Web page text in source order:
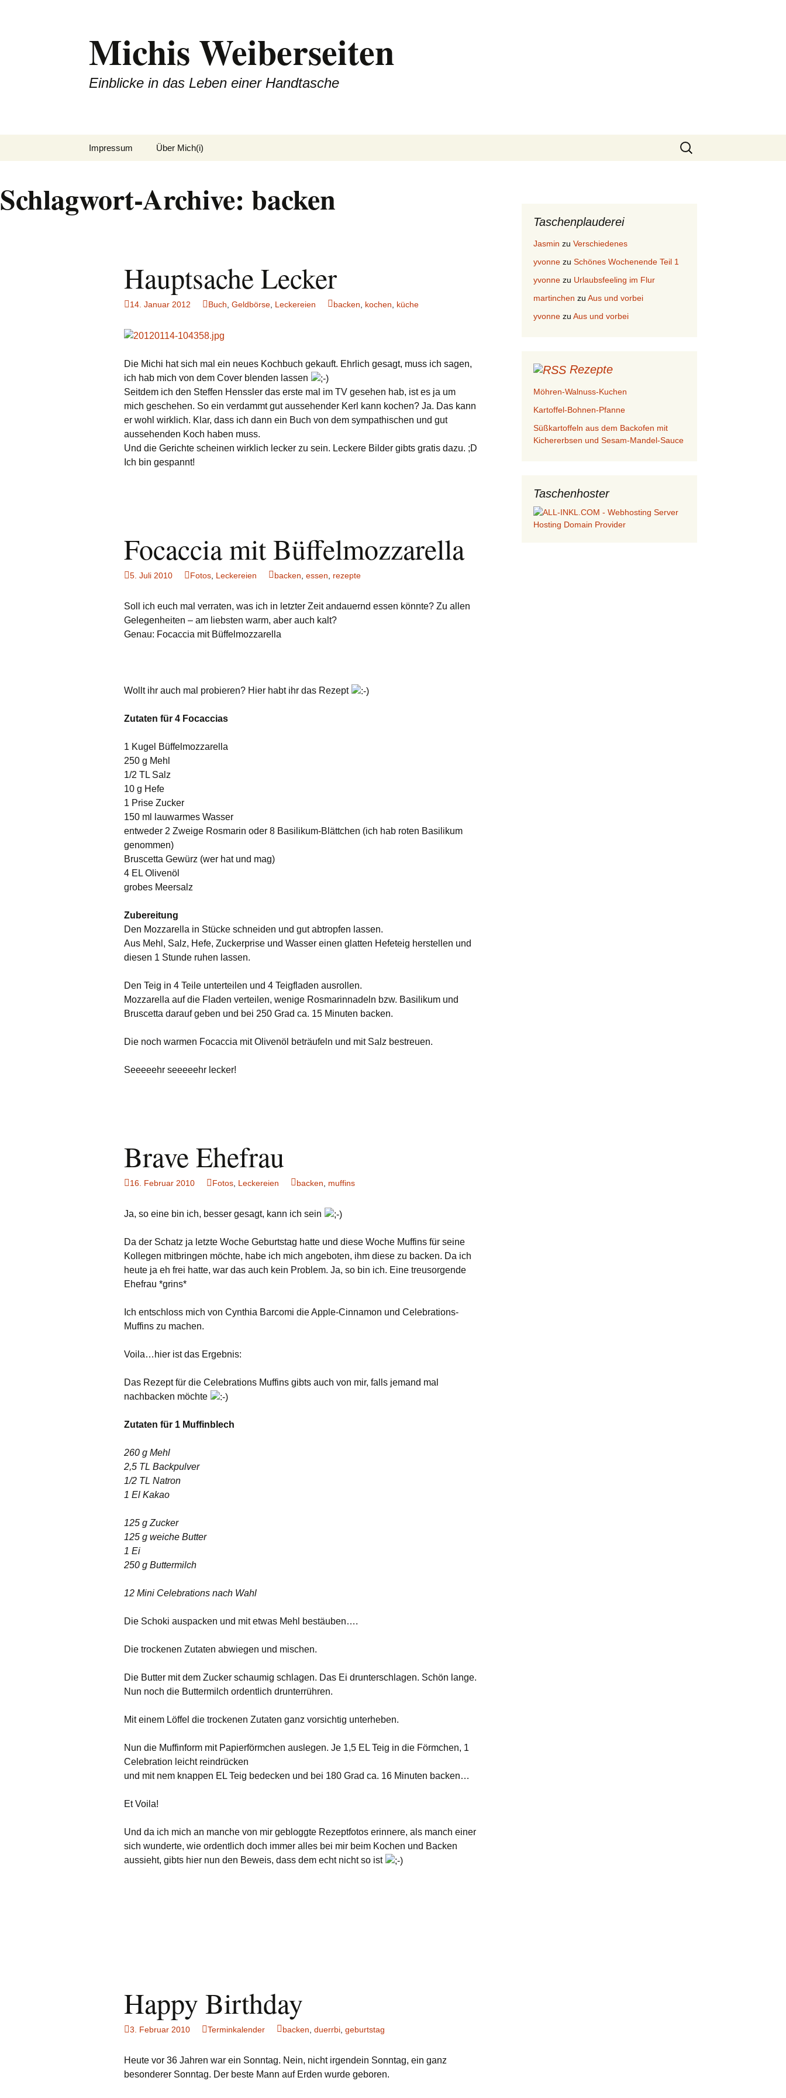
Michis Weiberseiten
Einblicke in das Leben einer Handtasche
Impressum Über Mich(i)
Suchen
nach:
Schlagwort-Archive: backen
Hauptsache Lecker
14. Januar 2012 Buch Geldbörse Leckereien backen kochen küche
Die Michi hat sich mal ein neues Kochbuch gekauft. Ehrlich gesagt, muss ich sagen,
ich hab mich von dem Cover blenden lassen
Seitdem ich den Steffen Henssler das erste mal im TV gesehen hab, ist es ja um
mich geschehen. So ein verdammt gut aussehender Kerl kann kochen? Ja. Das kann
er wohl wirklich. Klar, dass ich dann ein Buch von dem sympathischen und gut
aussehenden Koch haben muss.
Und die Gerichte scheinen wirklich lecker zu sein. Leckere Bilder gibts gratis dazu. ;D
Ich bin gespannt!
Focaccia mit Büffelmozzarella
5. Juli 2010 Fotos Leckereien backen essen rezepte
Soll ich euch mal verraten, was ich in letzter Zeit andauernd essen könnte? Zu allen
Gelegenheiten – am liebsten warm, aber auch kalt?
Genau: Focaccia mit Büffelmozzarella
Wollt ihr auch mal probieren? Hier habt ihr das Rezept
Zutaten für 4 Focaccias
1 Kugel Büffelmozzarella
250 g Mehl
1/2 TL Salz
10 g Hefe
1 Prise Zucker
150 ml lauwarmes Wasser
entweder 2 Zweige Rosmarin oder 8 Basilikum-Blättchen (ich hab roten Basilikum
genommen)
Bruscetta Gewürz (wer hat und mag)
4 EL Olivenöl
grobes Meersalz
Zubereitung
Den Mozzarella in Stücke schneiden und gut abtropfen lassen.
Aus Mehl, Salz, Hefe, Zuckerprise und Wasser einen glatten Hefeteig herstellen und
diesen 1 Stunde ruhen lassen.
Den Teig in 4 Teile unterteilen und 4 Teigfladen ausrollen.
Mozzarella auf die Fladen verteilen, wenige Rosmarinnadeln bzw. Basilikum und
Bruscetta darauf geben und bei 250 Grad ca. 15 Minuten backen.
Die noch warmen Focaccia mit Olivenöl beträufeln und mit Salz bestreuen.
Seeeeehr seeeeehr lecker!
Brave Ehefrau
16. Februar 2010 Fotos Leckereien backen muffins
Ja, so eine bin ich, besser gesagt, kann ich sein
Da der Schatz ja letzte Woche Geburtstag hatte und diese Woche Muffins für seine
Kollegen mitbringen möchte, habe ich mich angeboten, ihm diese zu backen. Da ich
heute ja eh frei hatte, war das auch kein Problem. Ja, so bin ich. Eine treusorgende
Ehefrau *grins*
Ich entschloss mich von Cynthia Barcomi die Apple-Cinnamon und Celebrations-
Muffins zu machen.
Voila…hier ist das Ergebnis:
Das Rezept für die Celebrations Muffins gibts auch von mir, falls jemand mal
nachbacken möchte
Zutaten für 1 Muffinblech
260 g Mehl
2,5 TL Backpulver
1/2 TL Natron
1 El Kakao
125 g Zucker
125 g weiche Butter
1 Ei
250 g Buttermilch
12 Mini Celebrations nach Wahl
Die Schoki auspacken und mit etwas Mehl bestäuben….
Die trockenen Zutaten abwiegen und mischen.
Die Butter mit dem Zucker schaumig schlagen. Das Ei drunterschlagen. Schön lange.
Nun noch die Buttermilch ordentlich drunterrühren.
Mit einem Löffel die trockenen Zutaten ganz vorsichtig unterheben.
Nun die Muffinform mit Papierförmchen auslegen. Je 1,5 EL Teig in die Förmchen, 1
Celebration leicht reindrücken
und mit nem knappen EL Teig bedecken und bei 180 Grad ca. 16 Minuten backen…
Et Voila!
Und da ich mich an manche von mir gebloggte Rezeptfotos erinnere, als manch einer
sich wunderte, wie ordentlich doch immer alles bei mir beim Kochen und Backen
aussieht, gibts hier nun den Beweis, dass dem echt nicht so ist
Happy Birthday
3. Februar 2010 Terminkalender backen duerrbi geburtstag
Heute vor 36 Jahren war ein Sonntag. Nein, nicht irgendein Sonntag, ein ganz
besonderer Sonntag. Der beste Mann auf Erden wurde geboren.
Taschenplauderei
Jasmin zu Verschiedenes
yvonne zu Schönes Wochenende Teil 1
yvonne zu Urlaubsfeeling im Flur
martinchen zu Aus und vorbei
yvonne zu Aus und vorbei
Rezepte
Möhren-Walnuss-Kuchen
Kartoffel-Bohnen-Pfanne
Süßkartoffeln aus dem Backofen mit
Kichererbsen und Sesam-Mandel-Sauce
Taschenhoster